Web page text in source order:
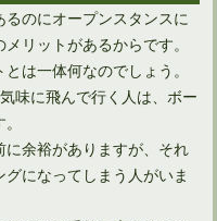
ェースとは限らない
のにオープンスタンスに
リットがあるからです。
は一体何なのでしょう。
味に飛んで行く人は、ボー
余裕がありますが、それ
になってしまう人がいま